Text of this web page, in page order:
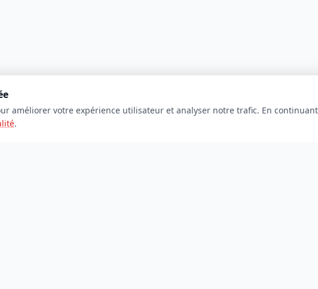
améliorer votre expérience utilisateur et analyser notre trafic. En
.